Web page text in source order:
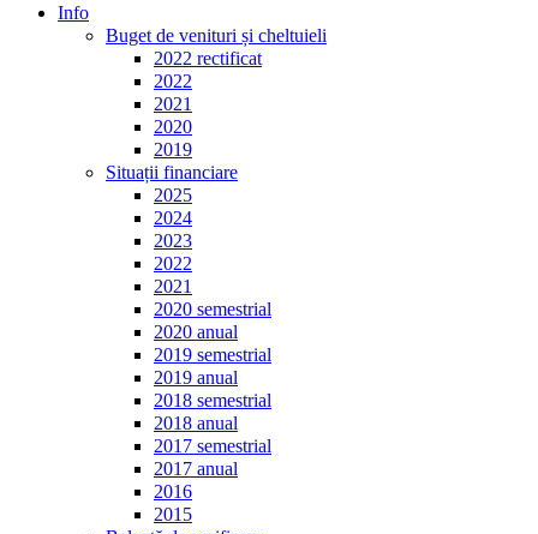
Info
Buget de venituri și cheltuieli
2022 rectificat
2022
2021
2020
2019
Situații financiare
2025
2024
2023
2022
2021
2020 semestrial
2020 anual
2019 semestrial
2019 anual
2018 semestrial
2018 anual
2017 semestrial
2017 anual
2016
2015